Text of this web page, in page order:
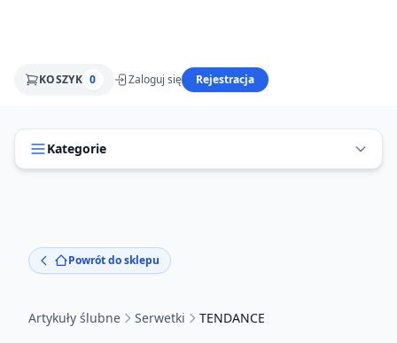
KOSZYK 0 Zaloguj się Rejestracja
Kategorie
Powrót do sklepu
Artykuły ślubne Serwetki TENDANCE